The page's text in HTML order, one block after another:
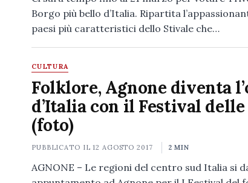
Borgo più bello d’Italia. Ripartita
paesi più caratteristici dello Stivale che…
CULTURA
Folklore, Agnone diventa
d’Italia con il Festival
(foto)
PUBBLICATO IL12 AGOSTO 2017 2 MIN
AGNONE – Le regioni del centro sud Italia si